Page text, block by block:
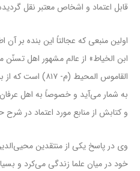
قابل اعتماد و اشخاص معتبر نقل
اولین منبعی که عجالتاً این بنده بر آن
ابن الخیاط» از عالم مشهور اهل
القاموس المحیط
به شمار می‌آید و خصوصاً به اهل عرفان
و کتابش از منابع مورد اعتماد در
وی در پاسخ یکی از منتقدین
خود در میان علما زندگی می‌کرد و